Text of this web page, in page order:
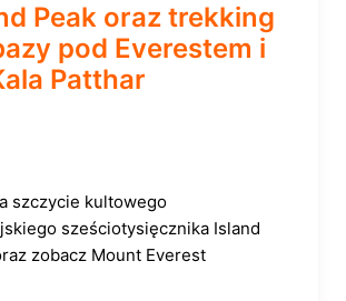
Peak oraz trekking
pod Everestem i
Patthar
szczycie kultowego
sześciotysięcznika Island
zobacz Mount Everest